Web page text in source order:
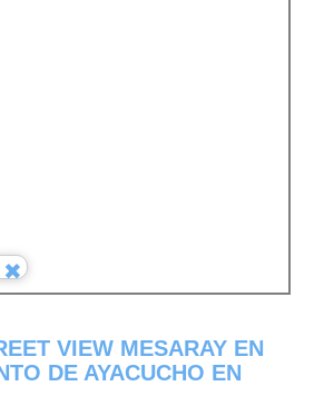
VIEW MESARAY EN
DE AYACUCHO EN